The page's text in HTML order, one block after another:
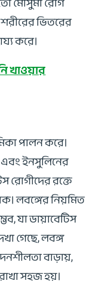
ভিতরের
করে।
খাওয়ার
পালন করে।
এবং ইনসুলিনের
রোগীদের রক্তে
লবঙ্গের নিয়মিত
যা ডায়াবেটিস
গেছে, লবঙ্গ
বাড়ায়,
সহজ হয়।